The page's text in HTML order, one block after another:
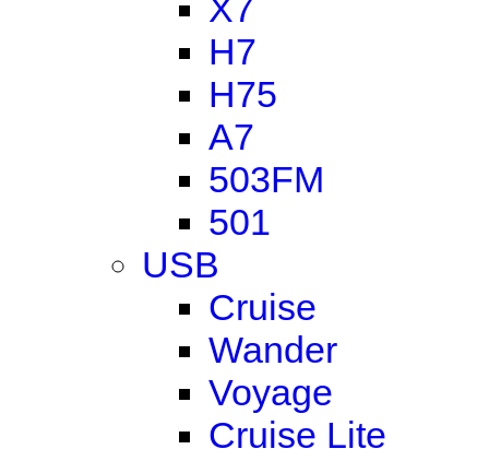
X7
H7
H75
A7
503FM
501
USB
Cruise
Wander
Voyage
Cruise Lite